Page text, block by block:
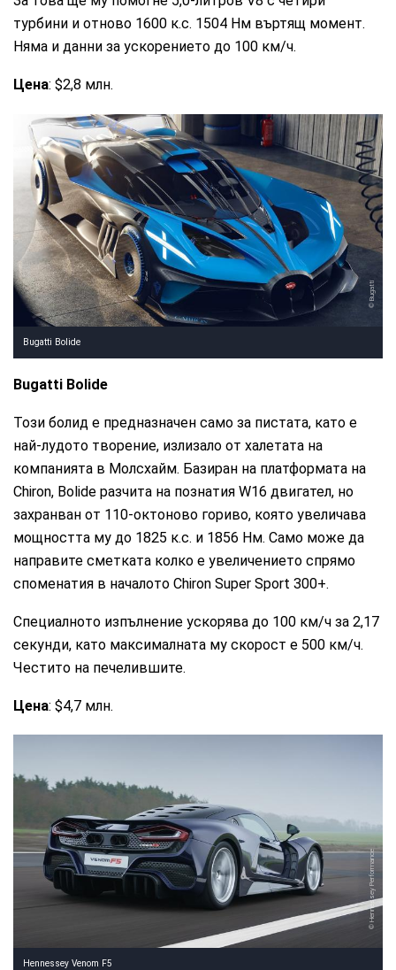
турбини и отново 1600 к.с. 1504 Нм въртящ момент.
Няма и данни за ускорението до 100 км/ч.
Цена: $2,8 млн.
Bugatti
Bugatti Bolide
Bugatti Bolide
Този болид е предназначен само за пистата, като е
най-лудото творение, излизало от халетата на
компанията в Молсхайм. Базиран на платформата на
Chiron, Bolide разчита на познатия W16 двигател, но
захранван от 110-октоново гориво, която увеличава
мощността му до 1825 к.с. и 1856 Нм. Само може да
направите сметката колко е увеличението спрямо
споменатия в началото Chiron Super Sport 300+.
Специалното изпълнение ускорява до 100 км/ч за 2,17
секунди, като максималната му скорост е 500 км/ч.
Честито на печелившите.
Цена: $4,7 млн.
Hennessey Performance
Hennessey Venom F5